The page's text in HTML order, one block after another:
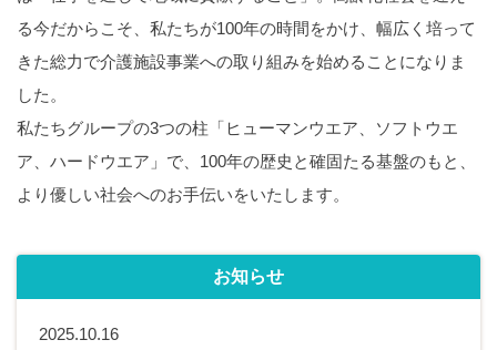
る今だからこそ、私たちが100年の時間をかけ、幅広く培って
きた総力で介護施設事業への取り組みを始めることになりま
した。
私たちグループの3つの柱「ヒューマンウエア、ソフトウエ
ア、ハードウエア」で、100年の歴史と確固たる基盤のもと、
より優しい社会へのお手伝いをいたします。
お知らせ
2025.10.16